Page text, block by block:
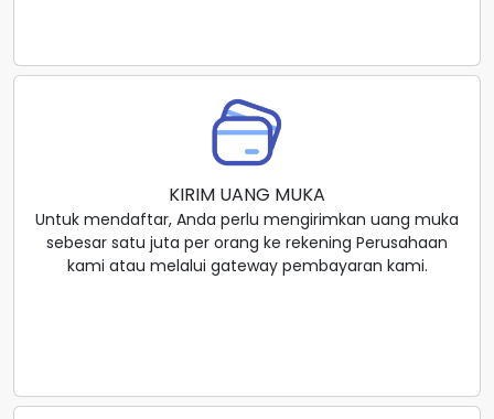
KIRIM UANG MUKA
Untuk mendaftar, Anda perlu mengirimkan uang muka
sebesar satu juta per orang ke rekening Perusahaan
kami atau melalui gateway pembayaran kami.